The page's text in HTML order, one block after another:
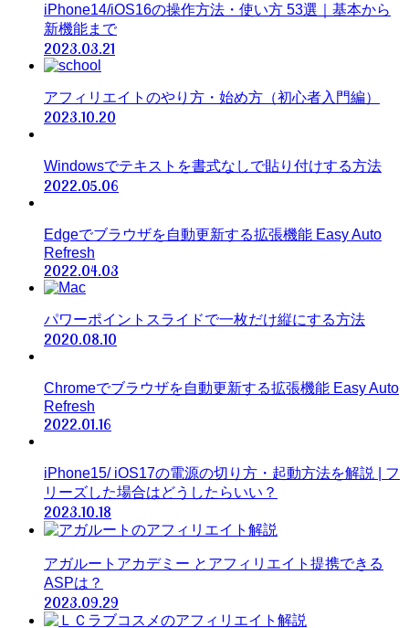
iPhone14/iOS16の操作方法・使い方 53選｜基本から
新機能まで
2023.03.21
アフィリエイトのやり方・始め方（初心者入門編）
2023.10.20
Windowsでテキストを書式なしで貼り付けする方法
2022.05.06
Edgeでブラウザを自動更新する拡張機能 Easy Auto
Refresh
2022.04.03
パワーポイントスライドで一枚だけ縦にする方法
2020.08.10
Chromeでブラウザを自動更新する拡張機能 Easy Auto
Refresh
2022.01.16
iPhone15/ iOS17の電源の切り方・起動方法を解説 | フ
リーズした場合はどうしたらいい？
2023.10.18
アガルートアカデミー とアフィリエイト提携できる
ASPは？
2023.09.29